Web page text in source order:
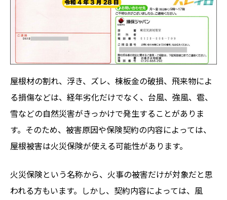
屋根材の割れ、浮き、ズレ、棟板金の破損、飛来物によ
る損傷などは、経年劣化だけでなく、台風、強風、雹、
雪などの自然災害がきっかけで発生することがありま
す。そのため、被害原因や保険契約の内容によっては、
屋根被害は火災保険が使える可能性があります。
火災保険という名称から、火事の被害だけが対象だと思
われる方もいます。しかし、契約内容によっては、風